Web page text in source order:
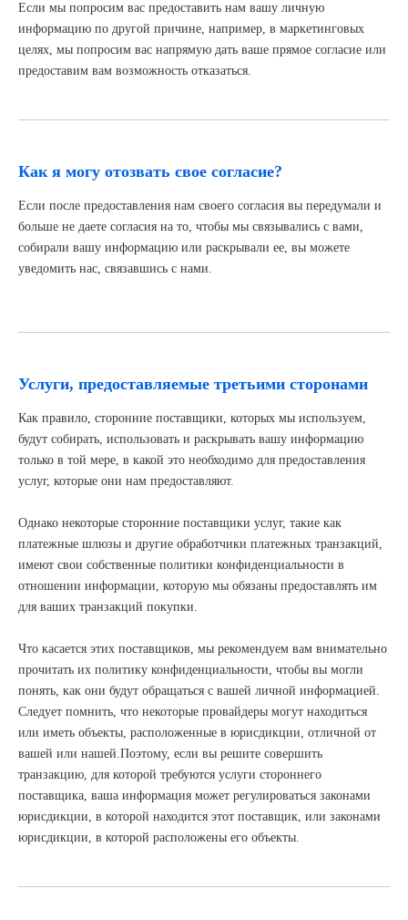
Если мы попросим вас предоставить нам вашу личную
информацию по другой причине, например, в маркетинговых
целях, мы попросим вас напрямую дать ваше прямое согласие или
предоставим вам возможность отказаться.
Как я могу отозвать свое согласие?
Если после предоставления нам своего согласия вы передумали и
больше не даете согласия на то, чтобы мы связывались с вами,
собирали вашу информацию или раскрывали ее, вы можете
уведомить нас, связавшись с нами.
Услуги, предоставляемые третьими сторонами
Как правило, сторонние поставщики, которых мы используем,
будут собирать, использовать и раскрывать вашу информацию
только в той мере, в какой это необходимо для предоставления
услуг, которые они нам предоставляют.
Однако некоторые сторонние поставщики услуг, такие как
платежные шлюзы и другие обработчики платежных транзакций,
имеют свои собственные политики конфиденциальности в
отношении информации, которую мы обязаны предоставлять им
для ваших транзакций покупки.
Что касается этих поставщиков, мы рекомендуем вам внимательно
прочитать их политику конфиденциальности, чтобы вы могли
понять, как они будут обращаться с вашей личной информацией.
Следует помнить, что некоторые провайдеры могут находиться
или иметь объекты, расположенные в юрисдикции, отличной от
вашей или нашей.Поэтому, если вы решите совершить
транзакцию, для которой требуются услуги стороннего
поставщика, ваша информация может регулироваться законами
юрисдикции, в которой находится этот поставщик, или законами
юрисдикции, в которой расположены его объекты.